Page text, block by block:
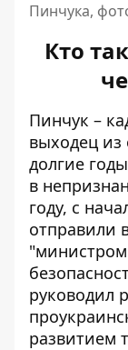
Пинчука,
Кто
Пинчук –
выходец из
долгие
в
году, с
отправили
"министром
руководил
развитием